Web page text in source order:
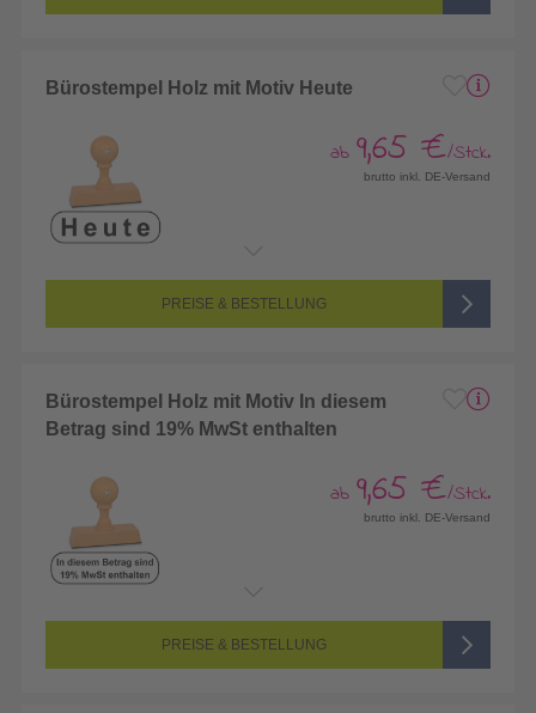
Bürostempel Holz mit Motiv Heute
ab 9,65 €/Stck.
brutto inkl. DE-Versand
PREISE & BESTELLUNG
Bürostempel Holz mit Motiv In diesem
Betrag sind 19% MwSt enthalten
ab 9,65 €/Stck.
brutto inkl. DE-Versand
PREISE & BESTELLUNG